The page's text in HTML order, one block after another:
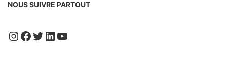
NOUS SUIVRE PARTOUT
Instagram
Facebook
Twitter
LinkedIn
YouTube